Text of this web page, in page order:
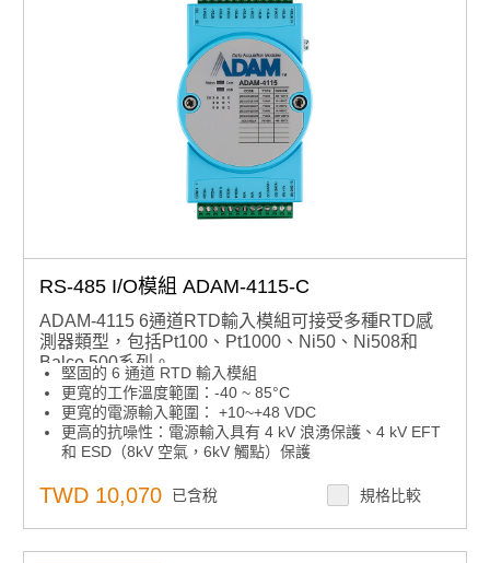
RS-485 I/O模組 ADAM-4115-C
ADAM-4115 6通道RTD輸入模組可接受多種RTD感
測器類型，包括Pt100、Pt1000、Ni50、Ni508和
Balco 500系列。
堅固的 6 通道 RTD 輸入模組
更寬的工作溫度範圍：-40 ~ 85°C
更寬的電源輸入範圍： +10~+48 VDC
更高的抗噪性：電源輸入具有 4 kV 浪湧保護、4 kV EFT
和 ESD（8kV 空氣，6kV 觸點）保護
TWD 10,070 已含稅 規格比較